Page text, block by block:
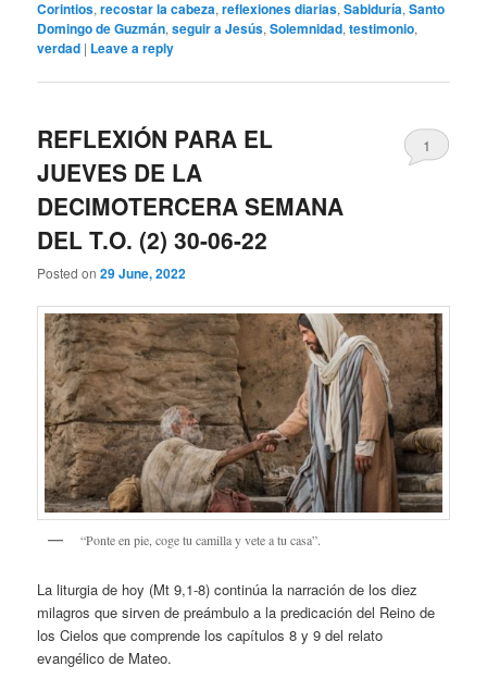
Corintios,recostar la cabeza,reflexiones diarias,Sabiduría,Santo
Domingo de Guzmán,seguir a Jesús,Solemnidad,testimonio,
verdad | Leave a reply
REFLEXIÓN PARA EL
JUEVES DE LA
DECIMOTERCERA SEMANA
DEL T.O. (2) 30-06-22
Posted on29 June, 2022
1
“Ponte en pie, coge tu camilla y vete a tu casa”.
La liturgia de hoy (Mt 9,1-8) continúa la narración de los diez
milagros que sirven de preámbulo a la predicación del Reino de
los Cielos que comprende los capítulos 8 y 9 del relato
evangélico de Mateo.